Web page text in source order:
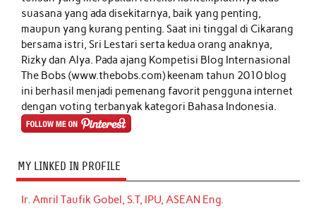
suasana yang ada disekitarnya, baik yang penting,
maupun yang kurang penting. Saat ini tinggal di Cikarang
bersama istri, Sri Lestari serta kedua orang anaknya,
Rizky dan Alya. Pada ajang Kompetisi Blog Internasional
The Bobs (www.thebobs.com) keenam tahun 2010 blog
ini berhasil menjadi pemenang favorit pengguna internet
dengan voting terbanyak kategori Bahasa Indonesia.
MY LINKED IN PROFILE
Ir. Amril Taufik Gobel, S.T, IPU, ASEAN Eng.